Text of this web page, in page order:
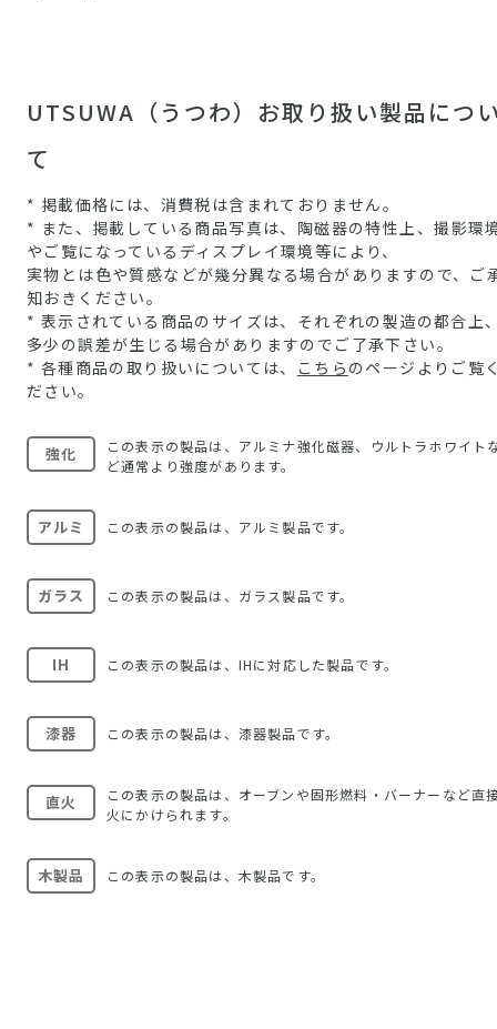
UTSUWA（うつわ）お取り扱い製品につ
て
* 掲載価格には、消費税は含まれておりません。
* また、掲載している商品写真は、陶磁器の特性上、撮影環
やご覧になっているディスプレイ環境等により、
実物とは色や質感などが幾分異なる場合がありますので、ご
知おきください。
* 表示されている商品のサイズは、それぞれの製造の都合上
多少の誤差が生じる場合がありますのでご了承下さい。
* 各種商品の取り扱いについては、
こちら のページよりご覧
ださい。
強化
この表示の製品は、アルミナ強化磁器、ウルトラホワイト
ど通常より強度があります。
アルミ この表示の製品は、アルミ製品です。
ガラス この表示の製品は、ガラス製品です。
IH この表示の製品は、IHに対応した製品です。
漆器 この表示の製品は、漆器製品です。
直火
この表示の製品は、オーブンや固形燃料・バーナーなど直
火にかけられます。
木製品 この表示の製品は、木製品です。